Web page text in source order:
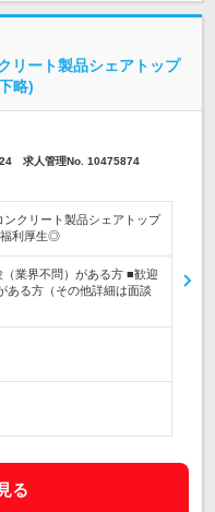
リート製品シェアトップ
略)
求人管理No. 10475874
クリート製品シェアトップ
利厚生◎
業界不問）がある方 ■歓迎
ある方（その他詳細は面談
る